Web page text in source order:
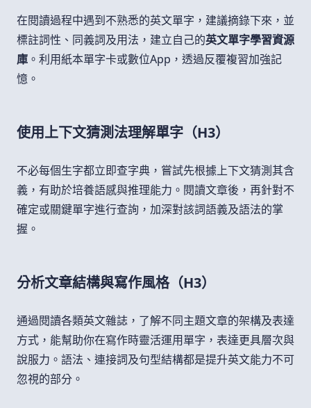
在閱讀過程中遇到不熟悉的英文單字，建議摘錄下來，並
標註詞性、同義詞及用法，建立自己的英文單字學習資源
庫 。利用紙本單字卡或數位App，透過反覆複習加強記
憶。
使用上下文猜測法理解單字（H3）
不必每個生字都立即查字典，嘗試先根據上下文猜測其含
義，有助於培養語感與推理能力。閱讀文章後，再針對不
確定或關鍵單字進行查詢，加深對該詞語義及語法的掌
握。
分析文章結構與寫作風格（H3）
通過閱讀各類英文雜誌，了解不同主題文章的架構及表達
方式，能幫助你在寫作時靈活運用單字，表達更具層次與
說服力。語法、連接詞及句型結構都是提升英文能力不可
忽視的部分。